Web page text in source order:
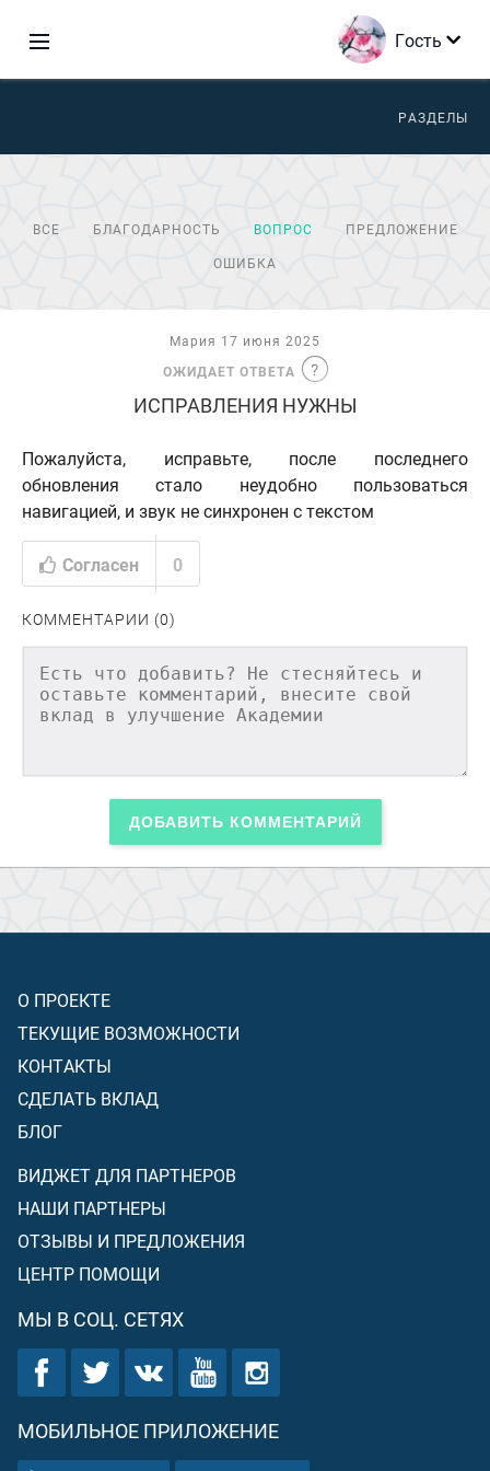
Гость
РАЗДЕЛЫ
ВСЕ БЛАГОДАРНОСТЬ ВОПРОС
ПРЕДЛОЖЕНИЕ
ОШИБКА
Мария 17 июня 2025
ОЖИДАЕТ ОТВЕТА
ИСПРАВЛЕНИЯ НУЖНЫ
Пожалуйста, исправьте, после последнего
обновления стало неудобно пользоваться
навигацией, и звук не синхронен с текстом
Согласен 0
КОММЕНТАРИИ (0)
ДОБАВИТЬ КОММЕНТАРИЙ
О ПРОЕКТЕ
ТЕКУЩИЕ ВОЗМОЖНОСТИ
КОНТАКТЫ
СДЕЛАТЬ ВКЛАД
БЛОГ
ВИДЖЕТ ДЛЯ ПАРТНЕРОВ
НАШИ ПАРТНЕРЫ
ОТЗЫВЫ И ПРЕДЛОЖЕНИЯ
ЦЕНТР ПОМОЩИ
МЫ В СОЦ. СЕТЯХ
МОБИЛЬНОЕ ПРИЛОЖЕНИЕ